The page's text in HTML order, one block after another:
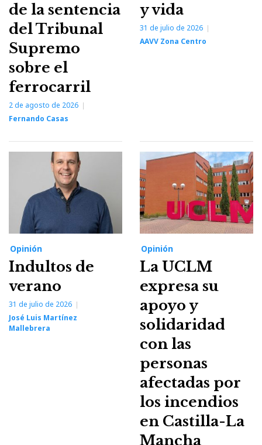
de la sentencia
del Tribunal
Supremo
sobre el
ferrocarril
2 de agosto de 2026
Fernando Casas
y vida
31 de julio de 2026
AAVV Zona Centro
Opinión
Indultos de
verano
31 de julio de 2026
José Luis Martínez
Mallebrera
Opinión
La UCLM
expresa su
apoyo y
solidaridad
con las
personas
afectadas por
los incendios
en Castilla-La
Mancha